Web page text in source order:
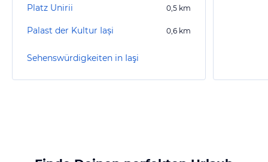
Platz Unirii 0,5 km
Palast der Kultur Iași 0,6 km
Sehenswürdigkeiten in Iaşi